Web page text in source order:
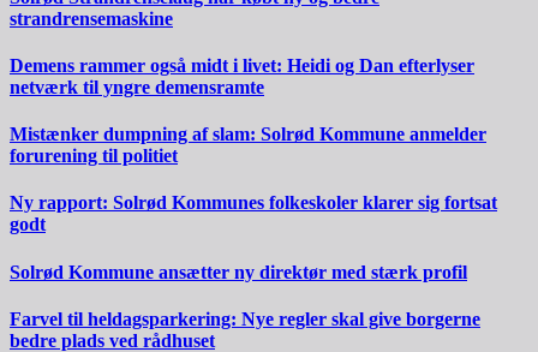
strandrensemaskine
Demens rammer også midt i livet: Heidi og Dan efterlyser
netværk til yngre demensramte
Mistænker dumpning af slam: Solrød Kommune anmelder
forurening til politiet
Ny rapport: Solrød Kommunes folkeskoler klarer sig fortsat
godt
Solrød Kommune ansætter ny direktør med stærk profil
Farvel til heldagsparkering: Nye regler skal give borgerne
bedre plads ved rådhuset